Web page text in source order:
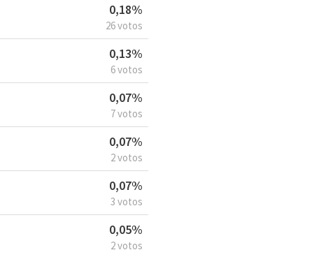
0,18%
26 votos
0,13%
6 votos
0,07%
7 votos
0,07%
2 votos
0,07%
3 votos
0,05%
2 votos